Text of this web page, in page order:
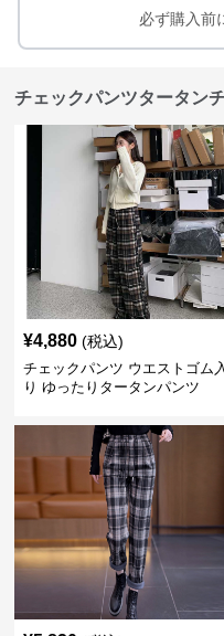
必ず購入前
チェックパンツタータン
¥4,880 (税込)
チェックパンツ ウエストゴム
り ゆったりタータンパンツ